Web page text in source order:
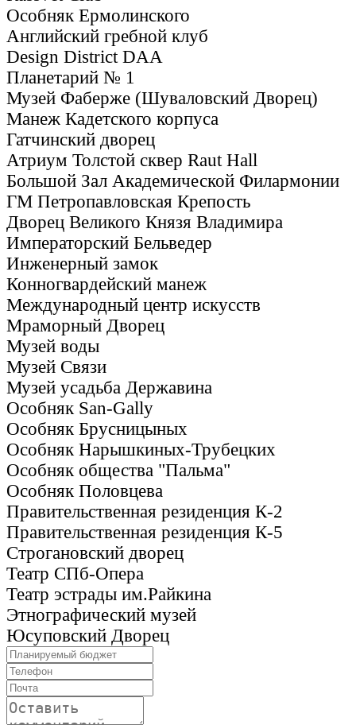
Особняк Ермолинского
Английский гребной клуб
Design District DAA
Планетарий № 1
Музей Фаберже (Шуваловский Дворец)
Манеж Кадетского корпуса
Гатчинский дворец
Атриум Толстой сквер Raut Hall
Большой Зал Академической Филармонии
ГМ Петропавловская Крепость
Дворец Великого Князя Владимира
Императорский Бельведер
Инженерный замок
Конногвардейский манеж
Международный центр искусств
Мраморный Дворец
Музей воды
Музей Связи
Музей усадьба Державина
Особняк San-Gally
Особняк Брусницыных
Особняк Нарышкиных-Трубецких
Особняк общества "Пальма"
Особняк Половцева
Правительственная резиденция К-2
Правительственная резиденция К-5
Строгановский дворец
Театр СПб-Опера
Театр эстрады им.Райкина
Этнографический музей
Юсуповский Дворец